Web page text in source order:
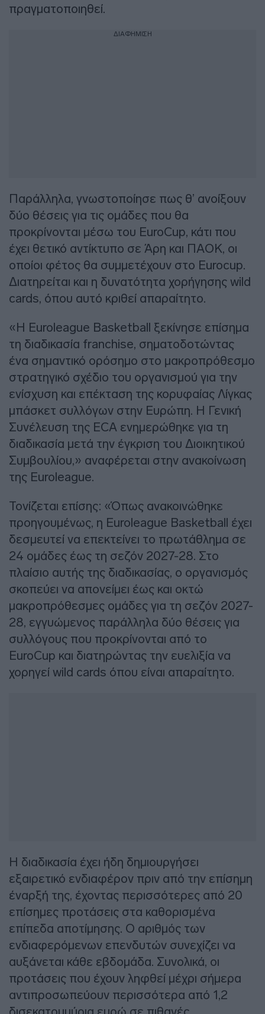
πραγματοποιηθεί.
ΔΙΑΦΗΜΙΣΗ
Παράλληλα, γνωστοποίησε πως θ’ ανοίξουν
δύο θέσεις για τις ομάδες που θα
προκρίνονται μέσω του EuroCup, κάτι που
έχει θετικό αντίκτυπο σε Άρη και ΠΑΟΚ, οι
οποίοι φέτος θα συμμετέχουν στο Eurocup.
Διατηρείται και η δυνατότητα χορήγησης wild
cards, όπου αυτό κριθεί απαραίτητο.
«Η Euroleague Basketball ξεκίνησε επίσημα
τη διαδικασία franchise, σηματοδοτώντας
ένα σημαντικό ορόσημο στο μακροπρόθεσμο
στρατηγικό σχέδιο του οργανισμού για την
ενίσχυση και επέκταση της κορυφαίας Λίγκας
μπάσκετ συλλόγων στην Ευρώπη. Η Γενική
Συνέλευση της ECA ενημερώθηκε για τη
διαδικασία μετά την έγκριση του Διοικητικού
Συμβουλίου,» αναφέρεται στην ανακοίνωση
της Εuroleague.
Τονίζεται επίσης: «Όπως ανακοινώθηκε
προηγουμένως, η Euroleague Basketball έχει
δεσμευτεί να επεκτείνει το πρωτάθλημα σε
24 ομάδες έως τη σεζόν 2027-28. Στο
πλαίσιο αυτής της διαδικασίας, ο οργανισμός
σκοπεύει να απονείμει έως και οκτώ
μακροπρόθεσμες ομάδες για τη σεζόν 2027-
28, εγγυώμενος παράλληλα δύο θέσεις για
συλλόγους που προκρίνονται από το
EuroCup και διατηρώντας την ευελιξία να
χορηγεί wild cards όπου είναι απαραίτητο.
Η διαδικασία έχει ήδη δημιουργήσει
εξαιρετικό ενδιαφέρον πριν από την επίσημη
έναρξή της, έχοντας περισσότερες από 20
επίσημες προτάσεις στα καθορισμένα
επίπεδα αποτίμησης. Ο αριθμός των
ενδιαφερόμενων επενδυτών συνεχίζει να
αυξάνεται κάθε εβδομάδα. Συνολικά, οι
προτάσεις που έχουν ληφθεί μέχρι σήμερα
αντιπροσωπεύουν περισσότερα από 1,2